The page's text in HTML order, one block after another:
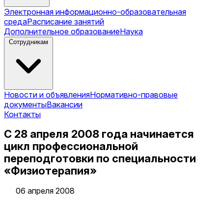
Электронная информационно-образовательная
средаРасписание занятий
Дополнительное образованиеНаука
Сотрудникам
Новости и объявленияНормативно-правовые
документыВакансии
Контакты
С 28 апреля 2008 года начинается
цикл профессиональной
переподготовки по специальности
«Физиотерапия»
06 апреля 2008